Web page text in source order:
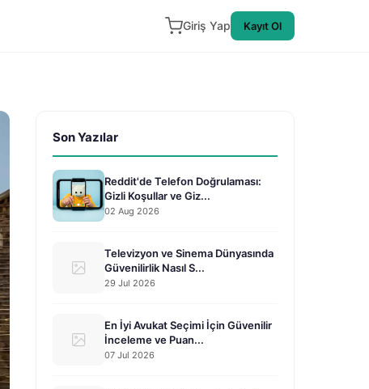
Giriş Yap Kayıt Ol
Son Yazılar
Reddit'de Telefon Doğrulaması:
Gizli Koşullar ve Giz...
02 Aug 2026
Televizyon ve Sinema Dünyasında
Güvenilirlik Nasıl S...
29 Jul 2026
En İyi Avukat Seçimi İçin Güvenilir
İnceleme ve Puan...
07 Jul 2026